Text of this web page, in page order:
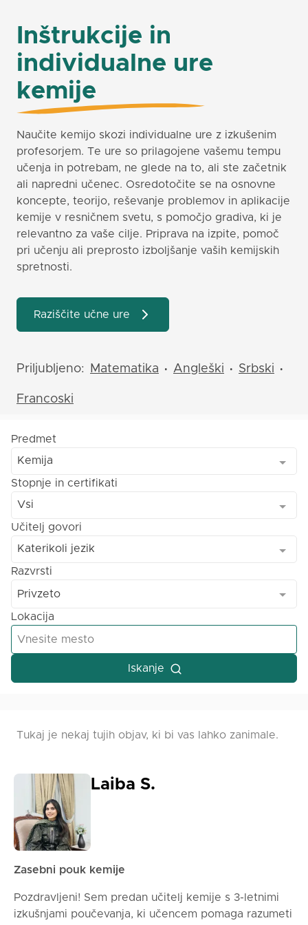
Inštrukcije in
individualne ure
kemije
Naučite kemijo skozi individualne ure z izkušenim
profesorjem. Te ure so prilagojene vašemu tempu
učenja in potrebam, ne glede na to, ali ste začetnik
ali napredni učenec. Osredotočite se na osnovne
koncepte, teorijo, reševanje problemov in aplikacije
kemije v resničnem svetu, s pomočjo gradiva, ki je
relevantno za vaše cilje. Priprava na izpite, pomoč
pri učenju ali preprosto izboljšanje vaših kemijskih
spretnosti.
Raziščite učne ure
Priljubljeno: Matematika • Angleški • Srbski •
Francoski
Predmet
Kemija
Stopnje in certifikati
Vsi
Učitelj govori
Katerikoli jezik
Razvrsti
Privzeto
Lokacija
Iskanje
Tukaj je nekaj tujih objav, ki bi vas lahko zanimale.
Laiba S.
Zasebni pouk kemije
Pozdravljeni! Sem predan učitelj kemije s 3-letnimi
izkušnjami poučevanja, ki učencem pomaga razumeti